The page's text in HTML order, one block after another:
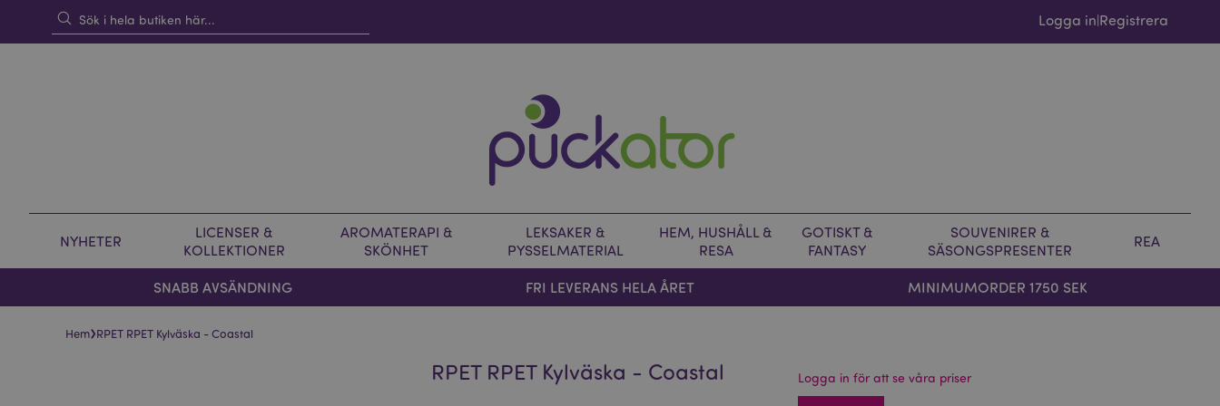
Logga in|Registrera
NYHETER
LICENSER &
KOLLEKTIONER
AROMATERAPI &
SKÖNHET
LEKSAKER &
PYSSELMATERIAL
HEM, HUSHÅLL &
RESA
GOTISKT &
FANTASY
SOUVENIRER &
SÄSONGSPRESENTER
REA
SNABB AVSÄNDNING FRI LEVERANS HELA ÅRET MINIMUMORDER 1750 SEK
Hem›RPET RPET Kylväska - Coastal
RPET RPET Kylväska - Coastal Logga in för att se våra priser